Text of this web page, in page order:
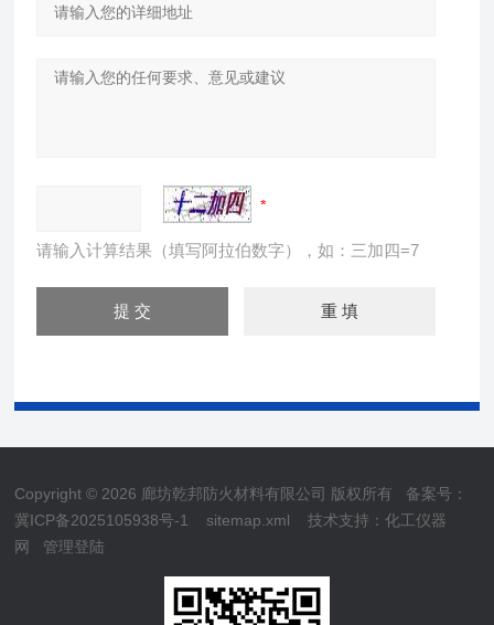
请输入计算结果（填写阿拉伯数字），如：三加四=7
Copyright © 2026 廊坊乾邦防火材料有限公司 版权所有 备案号：
冀ICP备2025105938号-1
sitemap.xml 技术支持：化工仪器
网
管理登陆